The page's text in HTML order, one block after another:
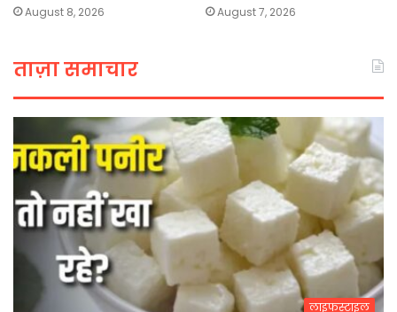
August 8, 2026 August 7, 2026
ताज़ा समाचार
लाइफस्टाइल